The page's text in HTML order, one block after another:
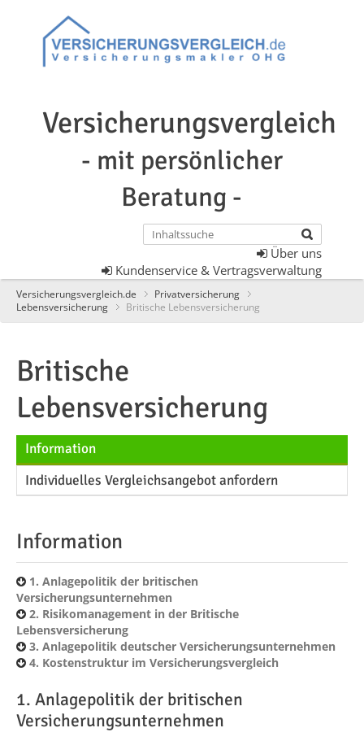
Versicherungsvergleich
- mit persönlicher
Beratung -
Über uns
Kundenservice & Vertragsverwaltung
Versicherungsvergleich.de
Privatversicherung
Lebensversicherung
Britische Lebensversicherung
Britische
Lebensversicherung
Information
Individuelles Vergleichsangebot anfordern
Information
1. Anlagepolitik der britischen
Versicherungsunternehmen
2. Risikomanagement in der Britische
Lebensversicherung
3. Anlagepolitik deutscher Versicherungsunternehmen
4. Kostenstruktur im Versicherungsvergleich
1. Anlagepolitik der britischen
Versicherungsunternehmen